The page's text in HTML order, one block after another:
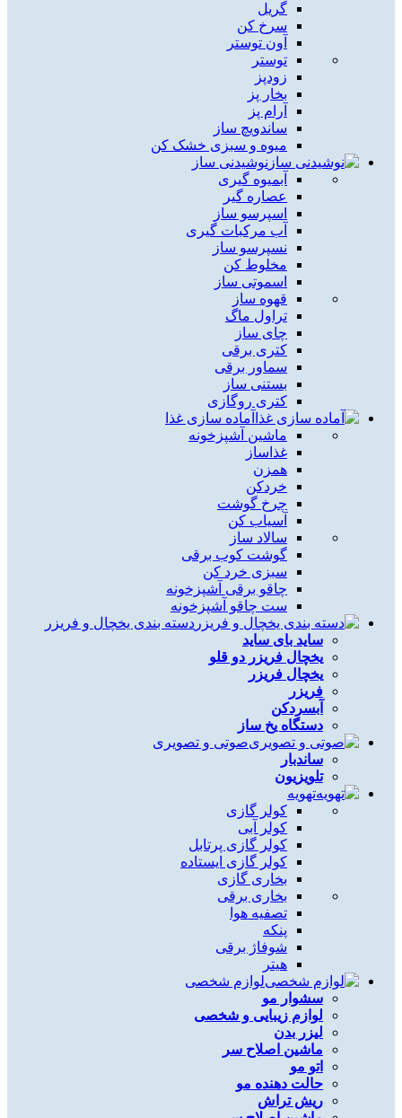
گریل
سرخ کن
آون توستر
توستر
زودپز
بخار پز
آرام پز
ساندویچ ساز
میوه و سبزی خشک کن
نوشیدنی ساز
آبمیوه گیری
عصاره گیر
اسپرسو ساز
آب مرکبات گیری
نسپرسو ساز
مخلوط کن
اسموتی ساز
قهوه ساز
تراول ماگ
چای ساز
کتری برقی
سماور برقی
بستنی ساز
کتری روگازی
آماده سازی غذا
ماشین آشپزخونه
غذاساز
همزن
خردکن
چرخ گوشت
آسیاب کن
سالاد ساز
گوشت کوب برقی
سبزی خرد کن
چاقو برقی آشپزخونه
ست چاقو آشپزخونه
دسته بندی یخچال و فریزر
ساید بای ساید
یخچال فریزر دو قلو
یخچال فریزر
فریزر
آبسردکن
دستگاه یخ ساز
صوتی و تصویری
ساندبار
تلویزیون
تهویه
کولر گازی
کولر آبی
کولر گازی پرتابل
کولر گازی ایستاده
بخاری گازی
بخاری برقی
تصفیه هوا
پنکه
شوفاژ برقی
هیتر
لوازم شخصی
سشوار مو
لوازم زیبایی و شخصی
لیزر بدن
ماشین اصلاح سر
اتو مو
حالت دهنده مو
ریش تراش